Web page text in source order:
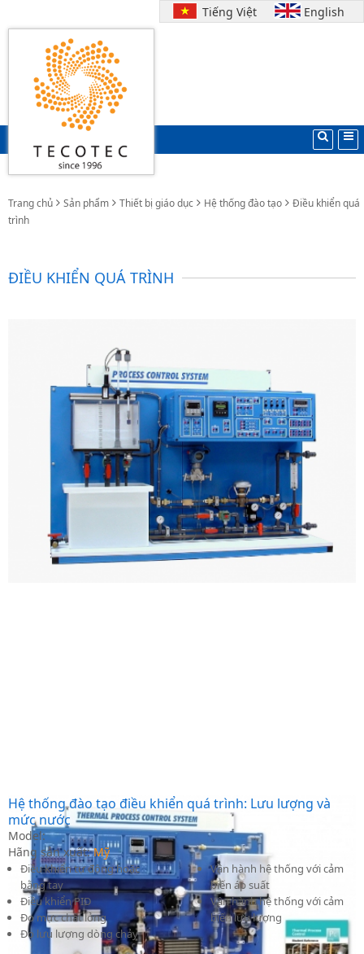
Tiếng Việt English
Trang chủ Sản phẩm Thiết bị giáo dục Hệ thống đào tạo
Điều khiển quá
trình
ĐIỀU KHIỂN QUÁ TRÌNH
Hệ thống đào tạo điều khiển quá trình: Lưu lượng và
mức nước
Model:
Hãng sản xuất:Mỹ
Điều khiển tự động hoặc
bằng tay
Điều khiển PID
Đo mực chất lỏng
Đo lưu lượng dòng chảy
Vận hành hệ thống với cảm
biến áp suất
Vận hành hệ thống với cảm
biến lưu lượng